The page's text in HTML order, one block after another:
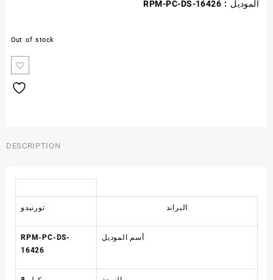
Out of stock
DESCRIPTION
تورنيدو البراند
RPM-PC-DS-
16426
أسم الموديل